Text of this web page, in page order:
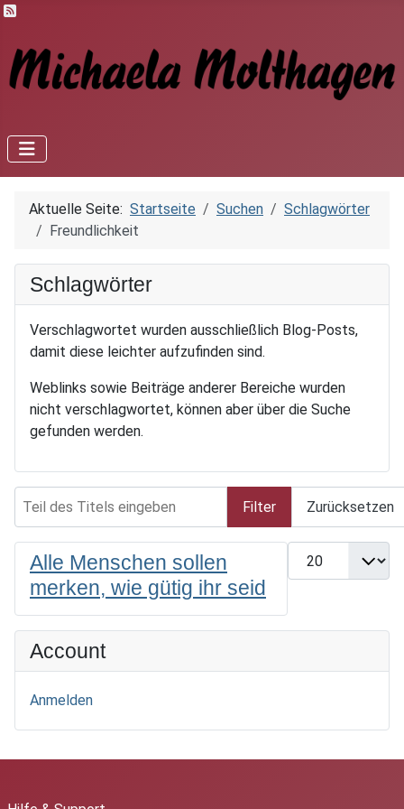
Aktuelle Seite: Startseite Suchen
Schlagwörter
Freundlichkeit
Schlagwörter
Verschlagwortet wurden ausschließlich Blog-Posts,
damit diese leichter aufzufinden sind.
Weblinks sowie Beiträge anderer Bereiche wurden
nicht verschlagwortet, können aber über die Suche
gefunden werden.
Filter Zurücksetzen
Anzeige #
Alle Menschen sollen
merken, wie gütig ihr seid
Account
Anmelden